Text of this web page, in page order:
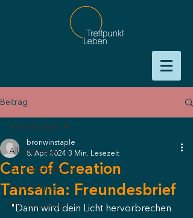
Beitrag
Alle Beiträge
Zum Nachdenken
God Stories
TPL Proklamiert
Alle Beiträge
Care of Creation
Tansania: Freundesbrief
bronwinstaple
8. Apr. 2024 3 Min. Lesezeit
"Dann wird dein Licht hervorbrechen